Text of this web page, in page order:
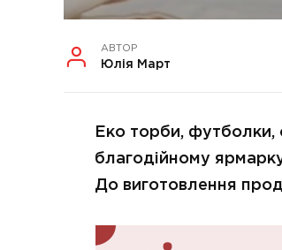
АВТОР
Юлія Март
Еко торби, футболки,
благодійному
До виготовлення